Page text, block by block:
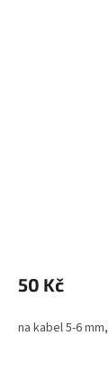
50 Kč
na kabel 5-6 mm,